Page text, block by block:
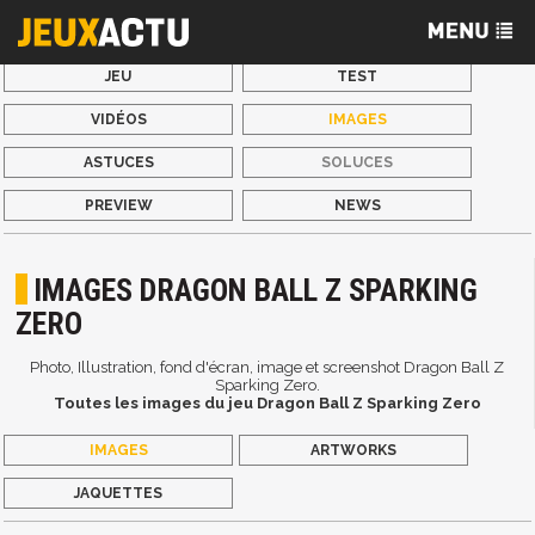
JEU TEST
VIDÉOS IMAGES
ASTUCES SOLUCES
PREVIEW NEWS
IMAGES DRAGON BALL Z SPARKING
ZERO
Photo, Illustration, fond d'écran, image et screenshot Dragon Ball Z
Sparking Zero.
Toutes les images du jeu Dragon Ball Z Sparking Zero
IMAGES ARTWORKS
JAQUETTES